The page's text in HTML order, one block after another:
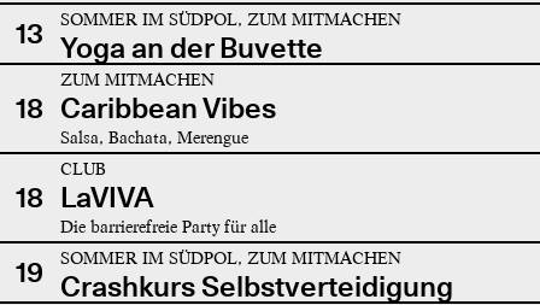
13 SOMMER IM SÜDPOL, ZUM MITMACHEN
Yoga an der Buvette
18
ZUM MITMACHEN
Caribbean Vibes
Salsa, Bachata, Merengue
18
CLUB
LaVIVA
Die barrierefreie Party für alle
19 SOMMER IM SÜDPOL, ZUM MITMACHEN
Crashkurs Selbstverteidigung